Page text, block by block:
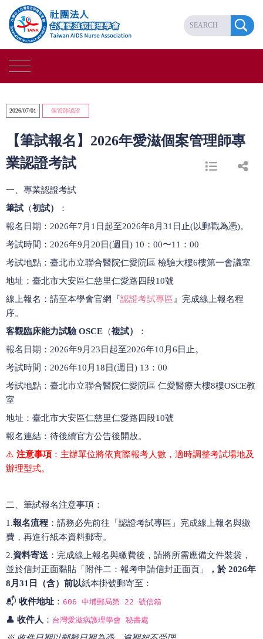
2026/07/01 個管師認證
【筆試報名】2026年愛滋個案管理師專
業認證考試
一、專業認證考試
筆試 （初試）
：
報名日期：2026年7月1日起至2026年8月31日止(以郵戳為憑)。
考試時間：2026年9月20日(週日) 10：00〜11：00
考試地點：臺北市立聯合醫院仁愛院區 檢驗大樓6樓第一會議室
地址：臺北市大安區仁慈里仁愛路四段10號
線上報名：請至本學會官網『認證考試專區 』完成線上報名程
序。
客觀臨床能力試驗 OSCE （複試）
：
報名日期：2026年9月23日起至2026年10月6日止。
考試時間：2026年10月18日(週日) 13：00
考試地點：臺北市立聯合醫院仁愛院區 仁愛醫療大樓8樓OSCE教
室
地址：臺北市大安區仁慈里仁愛路四段10號
報名連結：待後續官方公告後開放。
⚠️ 注意事項 ：主辦單位將依實際報考人數，適時調整考試場地及
辦理型式。
二、筆試報名注意事項：
1.報名流程 ：請務必先前往「認證考試專區」完成線上報名與繳
費，再進行紙本資料郵寄。
2.資料寄送 ：完成線上報名與繳費後，請將所需應備文件裝袋，
並於信封正面黏貼「附件二：報考申請信封正面頁」
，於 2026年
8月31日（含）前以紙本掛號郵寄至：
📬 收件地址 ： 606 中埔郵局第 22 號信箱
👤 收件人 ： 台灣愛滋病護理學會 秘書處